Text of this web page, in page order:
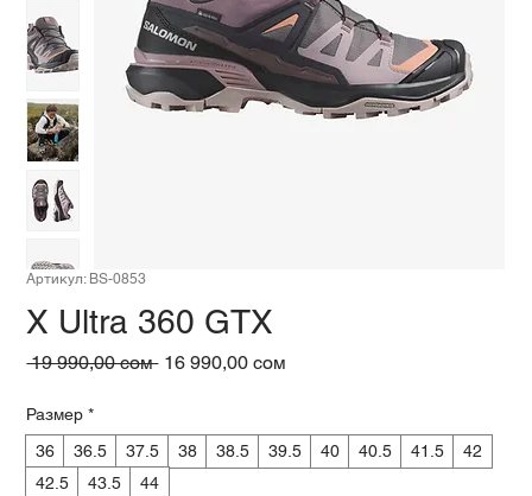
Артикул: BS-0853
X Ultra 360 GTX
19 990,00 сом Обычная
16 990,00 сом
Размер *
36
36.5 37.5 38 38.5 39.5 40 40.5 41.5
42
42.5
43.5 44